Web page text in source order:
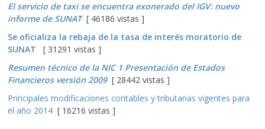
El servicio de taxi se encuentra exonerado del IGV: nuevo
informe de SUNAT[ 46186 vistas ]
Se oficializa la rebaja de la tasa de interés moratorio de
SUNAT
[ 31291 vistas ]
Resumen técnico de la NIC 1 Presentación de Estados
Financieros versión 2009[ 28442 vistas ]
Principales modificaciones contables y tributarias vigentes para
el año 2014 [ 16216 vistas ]